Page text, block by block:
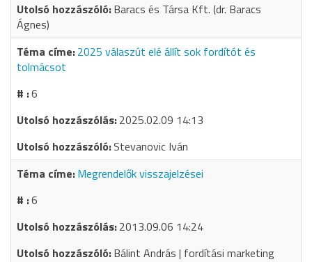
Baracs és Társa Kft. (dr. Baracs
Ágnes)
2025 válaszút elé állít sok fordítót és
tolmácsot
6
2025.02.09 14:13
Stevanovic Iván
Megrendelők visszajelzései
6
2013.09.06 14:24
Bálint András | fordítási marketing